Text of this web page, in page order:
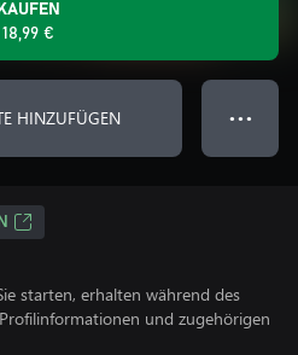
KAUFEN
18,99 €
HINZUFÜGEN ● ● ●
starten, erhalten während des
und zugehörigen